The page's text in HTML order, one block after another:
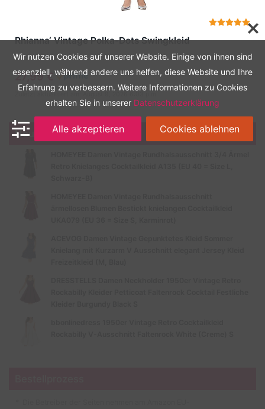
Rhianna‘ Vintage Polka-Dots Swingkleid
27,99 €
Zuletzt aktualisiert am: August 9, 2026 6:03 p.m.
Neue Vintage Kleider
Wir nutzen Cookies auf unserer Website. Einige von ihnen sind
essenziell, während andere uns helfen, diese Website und Ihre
Erfahrung zu verbessern. Weitere Informationen zu Cookies
erhalten Sie in unserer Datenschutzerklärung
Alle akzeptieren Cookies ablehnen